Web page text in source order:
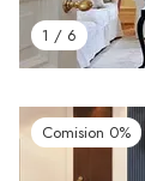
1 / 6
Comision 0%